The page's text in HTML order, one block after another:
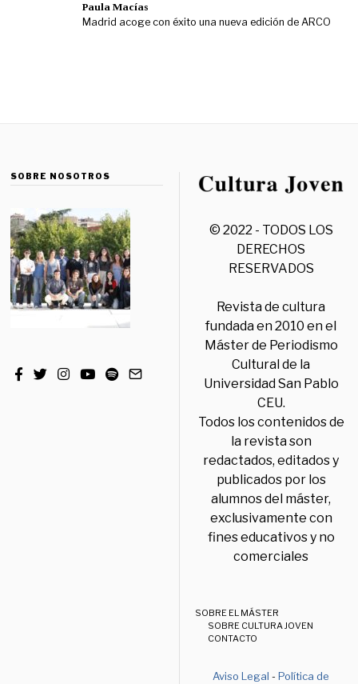
Paula Macías
Madrid acoge con éxito una nueva edición de ARCO
SOBRE NOSOTROS
© 2022 - TODOS LOS
DERECHOS
RESERVADOS
Revista de cultura
fundada en 2010 en el
Máster de Periodismo
Cultural de la
Universidad San Pablo
CEU.
Todos los contenidos de
la revista son
redactados, editados y
publicados por los
alumnos del máster,
exclusivamente con
fines educativos y no
comerciales
SOBRE EL MÁSTER
SOBRE CULTURA JOVEN
CONTACTO
Aviso Legal -Política de